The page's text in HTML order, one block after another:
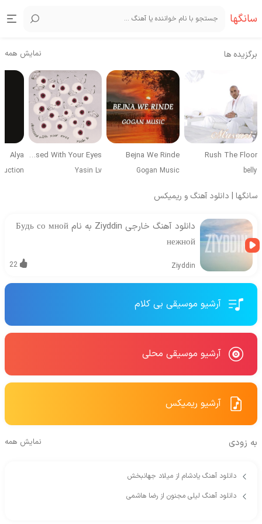
سانگها
برگزیده ها نمایش همه
Rush The Floor
belly
Bejna We Rinde
Gogan Music
Obsessed With Your Eyes
Yasin Lv
Alya
سانگها | دانلود آهنگ و ریمیکس
دانلود آهنگ خارجی Ziyddin به نام Будь со мной
нежной
Ziyddin
22
آرشیو موسیقی بی کلام
آرشیو موسیقی محلی
آرشیو ریمیکس
به زودی نمایش همه
دانلود آهنگ یادشام از میلاد جهانبخش
دانلود آهنگ لیلی مجنون از رضا هاشمی